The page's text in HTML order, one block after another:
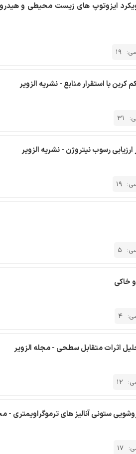
ایزوتوپ های زیست محیطی و
19
با استقرار منابع - نشریه الزویر
31
رسوب نیتروژن - نشریه الزویر
19
5
خاکی
4
اثرات متقابل سطحی - مجله الزویر
12
ستونی آنالیز های ترموگراویمتری -
17